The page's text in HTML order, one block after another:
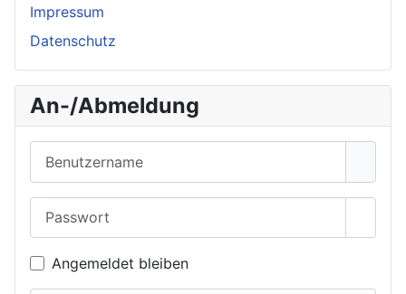
Impressum
Datenschutz
An-/Abmeldung
Angemeldet bleiben